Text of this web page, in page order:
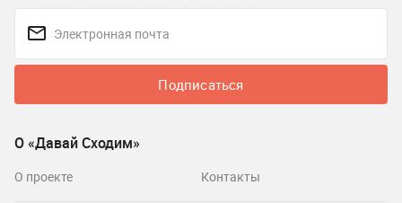
Подписаться
О «Давай Сходим»
О проекте Контакты